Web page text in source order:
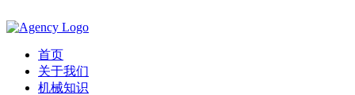
首页
关于我们
机械知识